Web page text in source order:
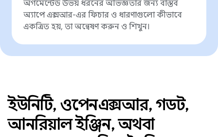
অগমেন্টেড উভয় ধরনের অভিজ্ঞতার জন্য বাস্তব
অ্যাপে এক্সআর-এর ফিচার ও ধারণাগুলো কীভাবে
একত্রিত হয়, তা অন্বেষণ করুন ও শিখুন।
ইউনিটি, ওপেনএক্সআর, গডট,
আনরিয়াল ইঞ্জিন, অথবা